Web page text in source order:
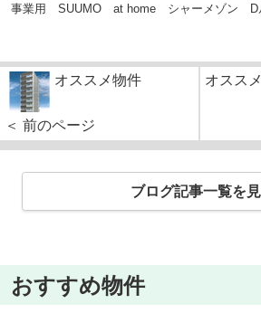
事業用 SUUMO at home シャーメゾン D
オススメ物件
＜ 前のページ
オスス
ブログ記事一覧を
おすすめ物件